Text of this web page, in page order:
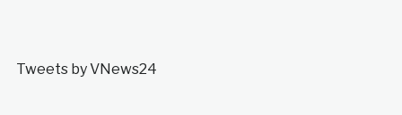
Tweets by VNews24